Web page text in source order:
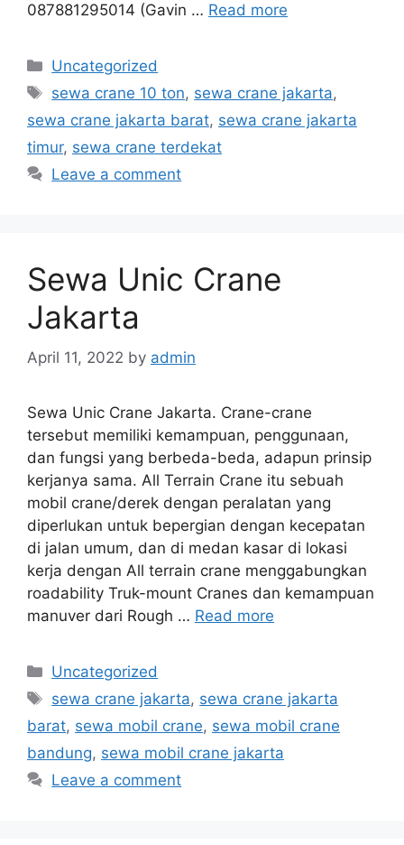
087881295014 (Gavin … Read more
Categories
Uncategorized
Tags
sewa crane 10 ton, sewa crane jakarta,
sewa crane jakarta barat, sewa crane jakarta
timur, sewa crane terdekat
Leave a comment
Sewa Unic Crane
Jakarta
April 11, 2022 by admin
Sewa Unic Crane Jakarta. Crane-crane
tersebut memiliki kemampuan, penggunaan,
dan fungsi yang berbeda-beda, adapun prinsip
kerjanya sama. All Terrain Crane itu sebuah
mobil crane/derek dengan peralatan yang
diperlukan untuk bepergian dengan kecepatan
di jalan umum, dan di medan kasar di lokasi
kerja dengan All terrain crane menggabungkan
roadability Truk-mount Cranes dan kemampuan
manuver dari Rough … Read more
Categories
Uncategorized
Tags
sewa crane jakarta, sewa crane jakarta
barat, sewa mobil crane, sewa mobil crane
bandung, sewa mobil crane jakarta
Leave a comment